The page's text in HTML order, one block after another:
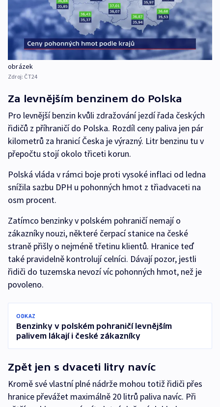
obrázek
Zdroj: ČT24
Za levnějším benzinem do Polska
Pro levnější benzin kvůli zdražování jezdí řada českých
řidičů z příhraničí do Polska. Rozdíl ceny paliva jen pár
kilometrů za hranicí Česka je výrazný. Litr benzinu tu v
přepočtu stojí okolo třiceti korun.
Polská vláda v rámci boje proti vysoké inflaci od ledna
snížila sazbu DPH u pohonných hmot z třiadvaceti na
osm procent.
Zatímco benzinky v polském pohraničí nemají o
zákazníky nouzi, některé čerpací stanice na české
straně přišly o nejméně třetinu klientů. Hranice teď
také pravidelně kontrolují celníci. Dávají pozor, jestli
řidiči do tuzemska nevozí víc pohonných hmot, než je
povoleno.
ODKAZ
Benzinky v polském pohraničí levnějším
palivem lákají i české zákazníky
Zpět jen s dvaceti litry navíc
Kromě své vlastní plné nádrže mohou totiž řidiči přes
hranice převážet maximálně 20 litrů paliva navíc. Při